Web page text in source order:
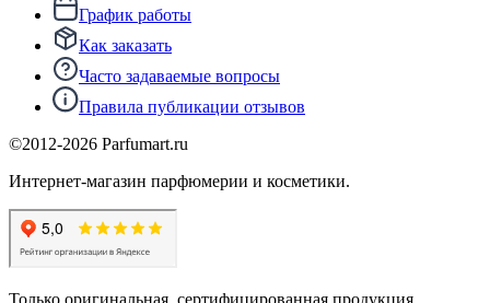
График работы
Как заказать
Часто задаваемые вопросы
Правила публикации отзывов
©2012-2026 Parfumart.ru
Интернет-магазин парфюмерии и косметики.
Только оригинальная, сертифицированная продукция.